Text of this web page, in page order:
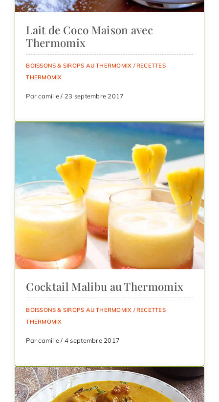
Lait de Coco Maison avec
Thermomix
BOISSONS & SIROPS AU THERMOMIX / RECETTES
THERMOMIX
Par camille / 23 septembre 2017
Cocktail Malibu au Thermomix
BOISSONS & SIROPS AU THERMOMIX / RECETTES
THERMOMIX
Par camille / 4 septembre 2017